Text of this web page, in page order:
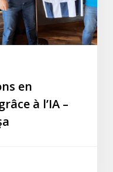
en
à l’IA –